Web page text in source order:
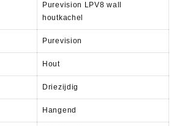
Purevision LPV8 wall
houtkachel
Purevision
Hout
Driezijdig
Hangend